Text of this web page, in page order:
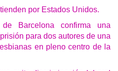
por Estados Unidos.
Barcelona confirma una
para dos autores de una
en pleno centro de la